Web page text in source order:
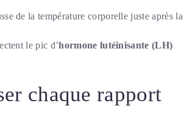
de la température corporelle juste après la
le pic d’hormone lutéinisante (LH)
chaque rapport